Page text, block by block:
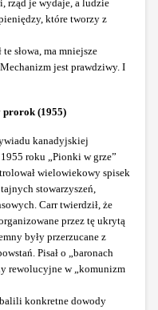
rząd je wydaje, a ludzie
które tworzy z
słowa, ma mniejsze
jest prawdziwy. I
prorok (1955)
kanadyjskiej
roku „Pionki w grze”
wielowiekowy spisek
stowarzyszeń,
Carr twierdził, że
przez tę ukrytą
były przerzucane z
Pisał o „baronach
rewolucyjne w „komunizm
konkretne dowody